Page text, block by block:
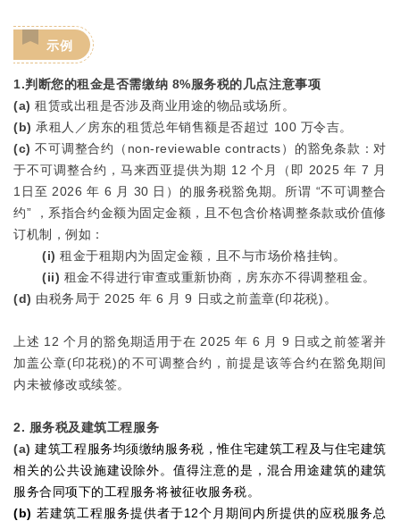
示例
1.判断您的租金是否需缴纳 8%服务税的几点注意事项
(a) 租赁或出租是否涉及商业用途的物品或场所。
(b)承租人／房东的租赁总年销售额是否超过 100 万令吉。
(c) 不可调整合约（non-reviewable contracts）的豁免条款：对
于不可调整合约，马来西亚提供为期 12 个月（即 2025 年 7 月
1日至 2026 年 6 月 30 日）的服务税豁免期。所谓 “不可调整合
约” ，系指合约金额为固定金额，且不包含价格调整条款或价值修
订机制，例如：
(i) 租金于租期内为固定金额，且不与市场价格挂钩。
(ii) 租金不得进行审查或重新协商，房东亦不得调整租金。
(d) 由税务局于 2025 年 6 月 9 日或之前盖章(印花税)。
上述 12 个月的豁免期适用于在 2025 年 6 月 9 日或之前签署并
加盖公章(印花税)的不可调整合约，前提是该等合约在豁免期间
内未被修改或续签。
2. 服务税及建筑工程服务
(a)建筑工程服务均须缴纳服务税，惟住宅建筑工程及与住宅建筑
相关的公共设施建设除外。值得注意的是，混合用途建筑的建筑
服务合同项下的工程服务将被征收服务税。
(b) 若建筑工程服务提供者于12个月期间内所提供的应税服务总